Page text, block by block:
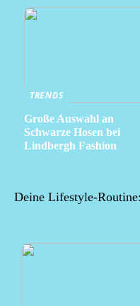
TRENDS
Große Auswahl an
Schwarze Hosen bei
Lindbergh Fashion
Deine Lifestyle-